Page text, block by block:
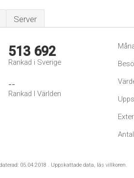
Server
513 692
Rankad i Sverige
--
Rankad I Världen
05.04.2018 . Uppskattade data, läs villkoren.